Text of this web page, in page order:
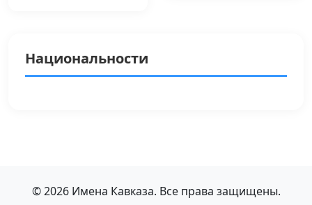
Национальности
© 2026 Имена Кавказа. Все права защищены.